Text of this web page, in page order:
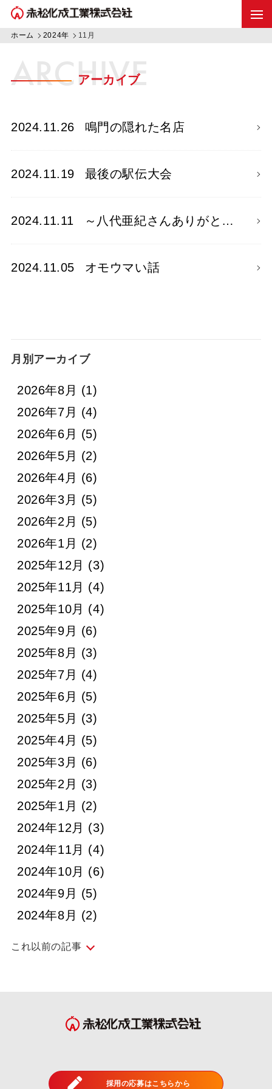
ホーム 2024年 11月
ARCHIVE
アーカイブ
2024.11.26 鳴門の隠れた名店
2024.11.19 最後の駅伝大会
2024.11.11 ～八代亜紀さんありがと…
2024.11.05 オモウマい話
月別アーカイブ
2026年8月 (1)
2026年7月 (4)
2026年6月 (5)
2026年5月 (2)
2026年4月 (6)
2026年3月 (5)
2026年2月 (5)
2026年1月 (2)
2025年12月 (3)
2025年11月 (4)
2025年10月 (4)
2025年9月 (6)
2025年8月 (3)
2025年7月 (4)
2025年6月 (5)
2025年5月 (3)
2025年4月 (5)
2025年3月 (6)
2025年2月 (3)
2025年1月 (2)
2024年12月 (3)
2024年11月 (4)
2024年10月 (6)
2024年9月 (5)
2024年8月 (2)
これ以前の記事
2024年5月 (5)
採用の応募はこちらから